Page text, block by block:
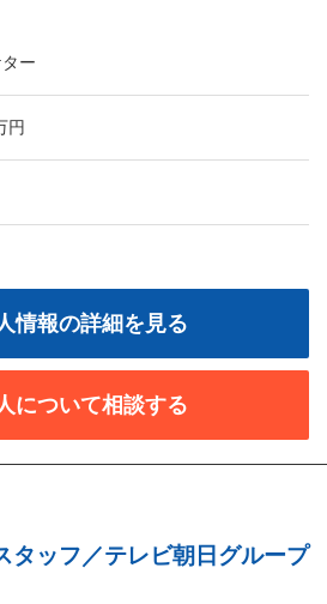
ー
円
情報の詳細を見る
について相談する
タッフ／テレビ朝日グループ